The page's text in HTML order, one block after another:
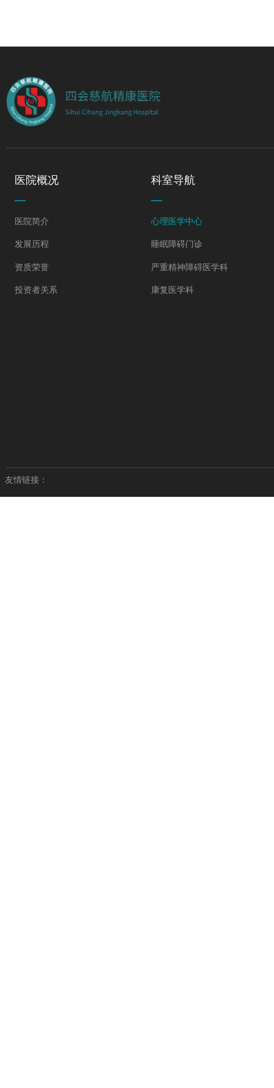
医院概况
—
医院简介
发展历程
资质荣誉
投资者关系
科室导航
—
心理医学中心
睡眠障碍门诊
严重精神障碍医学科
康复医学科
友情链接：